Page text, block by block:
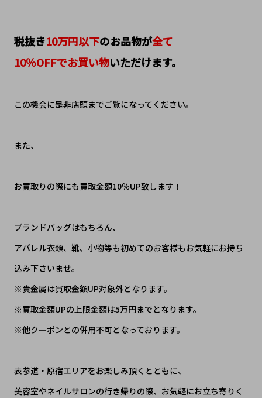
税抜き10万円以下のお品物が全て
10％OFFでお買い物いただけます。
この機会に是非店頭までご覧になってください。
また、
お買取りの際にも買取金額10％UP致します！
ブランドバッグはもちろん、
アパレル衣類、靴、小物等も初めてのお客様もお気軽にお持ち
込み下さいませ。
※貴金属は買取金額UP対象外となります。
※買取金額UPの上限金額は5万円までとなります。
※他クーポンとの併用不可となっております。
表参道・原宿エリアをお楽しみ頂くとともに、
美容室やネイルサロンの行き帰りの際、お気軽にお立ち寄りく